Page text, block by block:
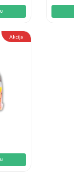
Akcija